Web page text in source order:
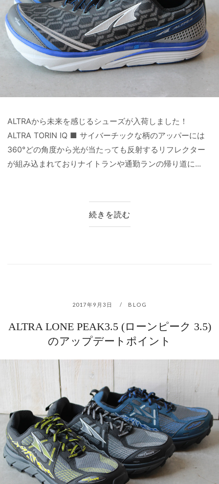
ALTRAから未来を感じるシューズが入荷しました！
ALTRA TORIN IQ ■ サイバーチックな柄のアッパーには
360°どの角度から光が当たっても反射するリフレクター
が組み込まれておりナイトランや通勤ランの帰り道に...
続きを読む
2017年9月3日 BLOG
ALTRA LONE PEAK3.5 (ローンピーク 3.5)
のアップデートポイント